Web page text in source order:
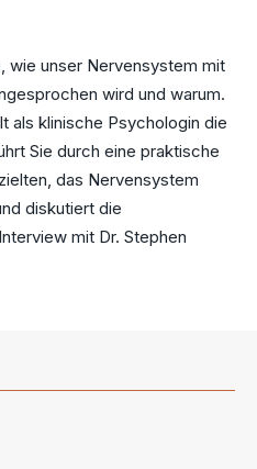
wie unser Nervensystem mit
wird und warum.
als klinische Psychologin die
Sie durch eine praktische
das Nervensystem
diskutiert die
mit Dr. Stephen